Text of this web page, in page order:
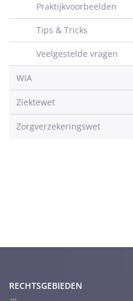
Praktijkvoorbeelden
Tips & Tricks
Veelgestelde vragen
WIA
Ziektewet
Zorgverzekeringswet
RECHTSGEBIEDEN